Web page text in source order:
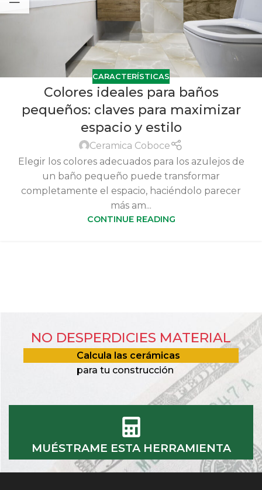
CARACTERÍSTICAS
Colores ideales para baños
pequeños: claves para maximizar
espacio y estilo
Ceramica Coboce
Elegir los colores adecuados para los azulejos de
un baño pequeño puede transformar
completamente el espacio, haciéndolo parecer
más am...
CONTINUE READING
NO DESPERDICIES MATERIAL
Calcula las cerámicas
para tu construcción
MUÉSTRAME ESTA HERRAMIENTA